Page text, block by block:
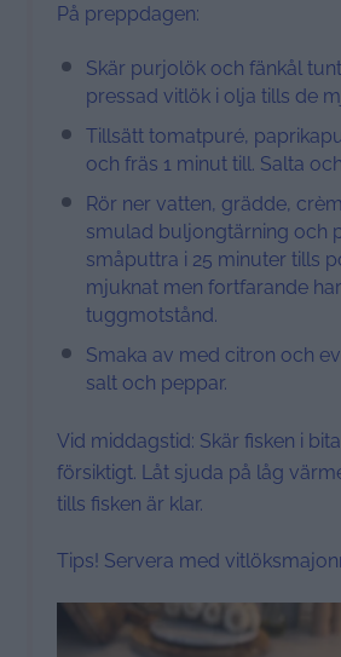
På preppdagen:
Skär purjolök och fänkål
pressad vitlök i olja tills de
Tillsätt tomatpuré,
och fräs 1 minut till. Salta
Rör ner vatten, grädde,
smulad buljongtärning och
småputtra i 25 minuter tills
mjuknat men fortfarande
tuggmotstånd.
Smaka av med citron och
salt och peppar.
Vid middagstid: Skär fisken i
försiktigt. Låt sjuda på låg
tills fisken är klar.
Tips! Servera med